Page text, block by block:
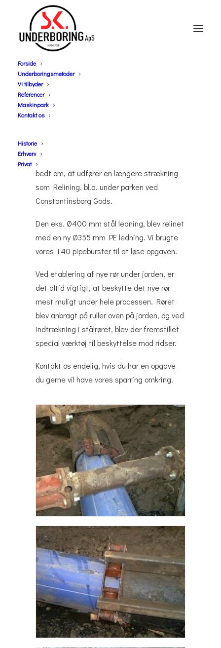
Forside
Underboringsmetoder
Vi tilbyder
Referencer
Maskinpark
Kontakt os
Historie
Erhverv
Privat
Råvandsledning
langs Brabrand sø
renovering, af en Ø400 stål råvandsledning
bedt om, at udfører en længere strækning
som Relining. bl.a. under parken ved
Constantinsborg Gods.
Den eks. Ø400 mm stål ledning, blev relinet
med en ny Ø355 mm PE ledning. Vi brugte
vores T40 pipeburster til at løse opgaven.
Ved etablering af nye rør under jorden, er
det altid vigtigt, at beskytte det nye rør
mest muligt under hele processen. Røret
blev anbragt på ruller oven på jorden, og ved
indtrækning i stålrøret, blev der fremstillet
special værktøj til beskyttelse mod ridser.
Kontakt os endelig, hvis du har en opgave
du gerne vil have vores sparring omkring.